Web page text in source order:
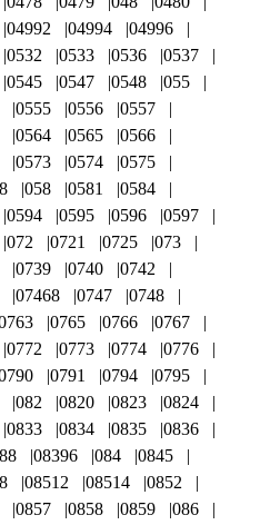
04992 04994
04996
0532 0533 0536
0537
0545 0547 0548
055
0555 0556
0557
0564 0565
0566
0573 0574
0575
058 0581
0584
0594 0595 0596
0597
072 0721 0725
073
0739 0740
0742
07468 0747
0748
0765 0766
0767
0772 0773 0774
0776
0791 0794
0795
082 0820 0823
0824
0833 0834 0835
0836
08396 084
0845
08512 08514
0852
0857 0858 0859
086